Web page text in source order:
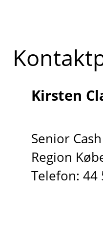
Kirsten
Senior
Region
Telefon: 44